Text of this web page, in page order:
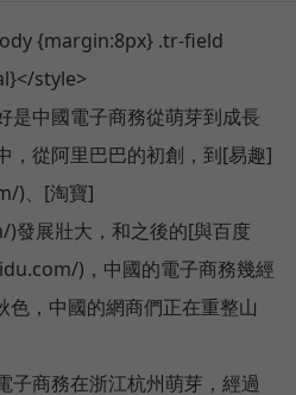
{margin:8px} .tr-field
style>
是中國電子商務從萌芽到成長
，從阿里巴巴的初創，到[易趣]
)、[淘寶]
展壯大，和之後的[與百度
)，中國的電子商務幾經
，中國的網商們正在重整山
子商務在浙江杭州萌芽，經過